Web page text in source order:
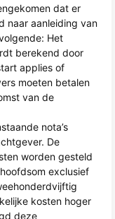
dat er
naar aanleiding van
Het
berekend door
applies of
moeten betalen
van de
nota’s
De
worden gesteld
exclusief
kosten hoger
deze